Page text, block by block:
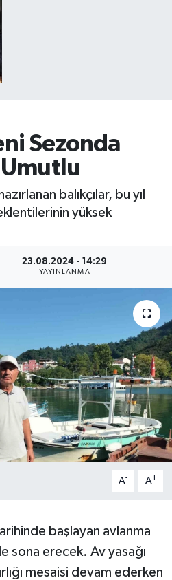
Sezonda
balıkçılar, bu yıl
yüksek
23.08.2024 - 14:29
YAYINLANMA
A- A+
başlayan avlanma
sona erecek. Av yasağı
mesaisi devam ederken